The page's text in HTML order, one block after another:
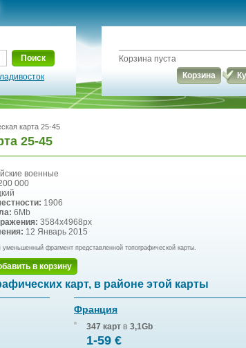
Поиск
Корзина пуста
Корзина
карта 25-45
25-45
военные
000
1906
6Mb
3584x4968px
12 Январь 2015
фрагмент представленной топографической карты.
в корзину
карт, в районе этой карты
Франция
347 карт в 3,1Gb
1-59 €